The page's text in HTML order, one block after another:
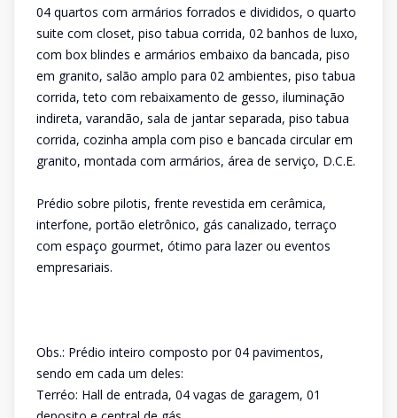
04 quartos com armários forrados e divididos, o quarto
suite com closet, piso tabua corrida, 02 banhos de luxo,
com box blindes e armários embaixo da bancada, piso
em granito, salão amplo para 02 ambientes, piso tabua
corrida, teto com rebaixamento de gesso, iluminação
indireta, varandão, sala de jantar separada, piso tabua
corrida, cozinha ampla com piso e bancada circular em
granito, montada com armários, área de serviço, D.C.E.
Prédio sobre pilotis, frente revestida em cerâmica,
interfone, portão eletrônico, gás canalizado, terraço
com espaço gourmet, ótimo para lazer ou eventos
empresariais.
Obs.: Prédio inteiro composto por 04 pavimentos,
sendo em cada um deles:
Terréo: Hall de entrada, 04 vagas de garagem, 01